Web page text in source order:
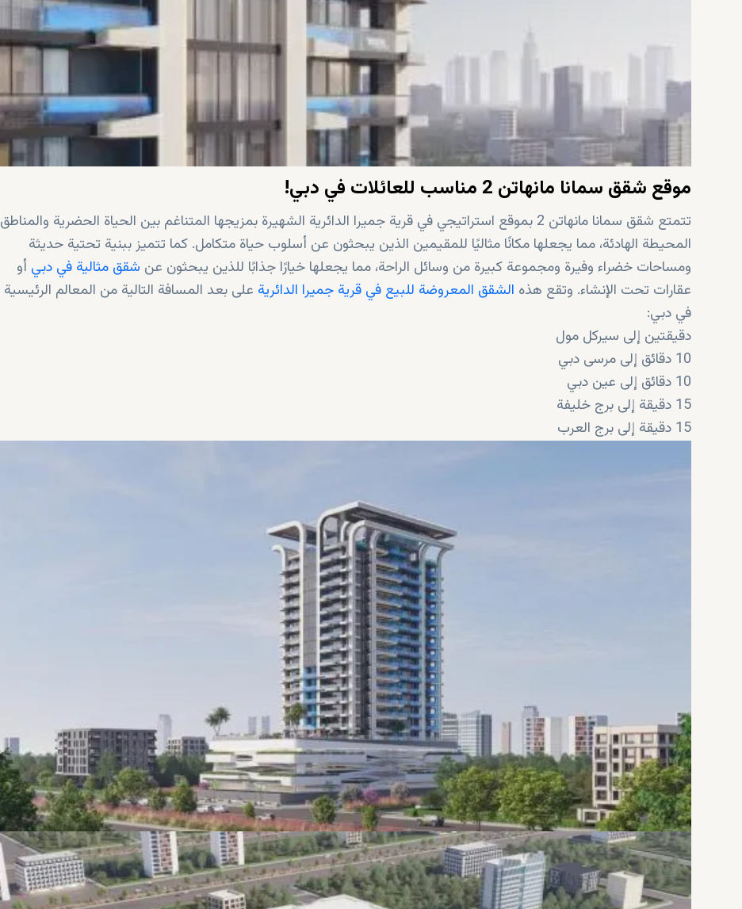
موقع شقق سمانا مانهاتن 2 مناسب للعائلات في دبي!
تتمتع شقق سمانا مانهاتن 2 بموقع استراتيجي في قرية جميرا الدائرية الشهيرة بمزيجها المتناغم بين الحياة الحضرية والمناطق
المحيطة الهادئة، مما يجعلها مكانًا مثاليًا للمقيمين الذين يبحثون عن أسلوب حياة متكامل. كما تتميز ببنية تحتية حديثة
ومساحات خضراء وفيرة ومجموعة كبيرة من وسائل الراحة، مما يجعلها خيارًا جذابًا للذين يبحثون عن شقق مثالية في دبي أو
عقارات تحت الإنشاء. وتقع هذه الشقق المعروضة للبيع في قرية جميرا الدائرية على بعد المسافة التالية من المعالم الرئيسية
في دبي:
دقيقتين إلى سيركل مول
10 دقائق إلى مرسى دبي
10 دقائق إلى عين دبي
15 دقيقة إلى برج خليفة
15 دقيقة إلى برج العرب